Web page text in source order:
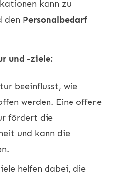
kann zu
den Personalbedarf
und -ziele:
beeinflusst, wie
werden. Eine offene
fördert die
und kann die
helfen dabei, die